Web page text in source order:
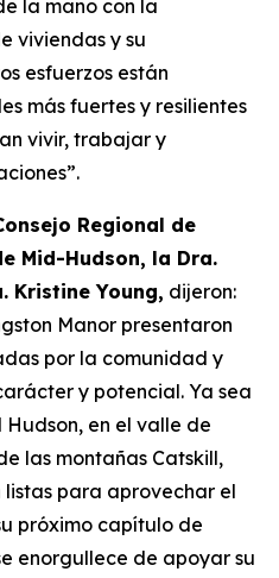
la mano con la
viviendas y su
esfuerzos están
más fuertes y resilientes
vivir, trabajar y
Regional de
Mid-Hudson, la Dra.
Kristine Young, dijeron:
Manor presentaron
por la comunidad y
y potencial. Ya sea
en el valle de
las montañas Catskill,
para aprovechar el
próximo capítulo de
enorgullece de apoyar su